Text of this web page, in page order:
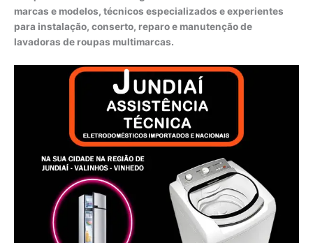
marcas e modelos, técnicos especializados e experientes
para instalação, conserto, reparo e manutenção de
lavadoras de roupas multimarcas.